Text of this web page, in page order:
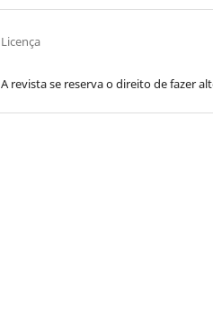
Licença
A revista se reserva o direito de fazer